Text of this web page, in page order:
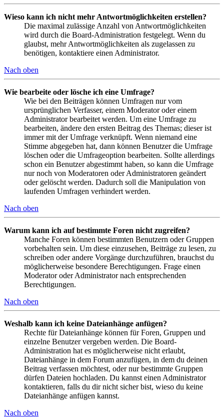
Wieso kann ich nicht mehr Antwortmöglichkeiten erstellen?
Die maximal zulässige Anzahl von Antwortmöglichkeiten
wird durch die Board-Administration festgelegt. Wenn du
glaubst, mehr Antwortmöglichkeiten als zugelassen zu
benötigen, kontaktiere einen Administrator.
Nach oben
Wie bearbeite oder lösche ich eine Umfrage?
Wie bei den Beiträgen können Umfragen nur vom
ursprünglichen Verfasser, einem Moderator oder einem
Administrator bearbeitet werden. Um eine Umfrage zu
bearbeiten, ändere den ersten Beitrag des Themas; dieser ist
immer mit der Umfrage verknüpft. Wenn niemand eine
Stimme abgegeben hat, dann können Benutzer die Umfrage
löschen oder die Umfrageoption bearbeiten. Sollte allerdings
schon ein Benutzer abgestimmt haben, so kann die Umfrage
nur noch von Moderatoren oder Administratoren geändert
oder gelöscht werden. Dadurch soll die Manipulation von
laufenden Umfragen verhindert werden.
Nach oben
Warum kann ich auf bestimmte Foren nicht zugreifen?
Manche Foren können bestimmten Benutzern oder Gruppen
vorbehalten sein. Um diese einzusehen, Beiträge zu lesen, zu
schreiben oder andere Vorgänge durchzuführen, brauchst du
möglicherweise besondere Berechtigungen. Frage einen
Moderator oder Administrator nach entsprechenden
Berechtigungen.
Nach oben
Weshalb kann ich keine Dateianhänge anfügen?
Rechte für Dateianhänge können für Foren, Gruppen und
einzelne Benutzer vergeben werden. Die Board-
Administration hat es möglicherweise nicht erlaubt,
Dateianhänge in dem Forum anzufügen, in dem du deinen
Beitrag verfassen möchtest, oder nur bestimmte Gruppen
dürfen Dateien hochladen. Du kannst einen Administrator
kontaktieren, falls du dir nicht sicher bist, wieso du keine
Dateianhänge anfügen kannst.
Nach oben